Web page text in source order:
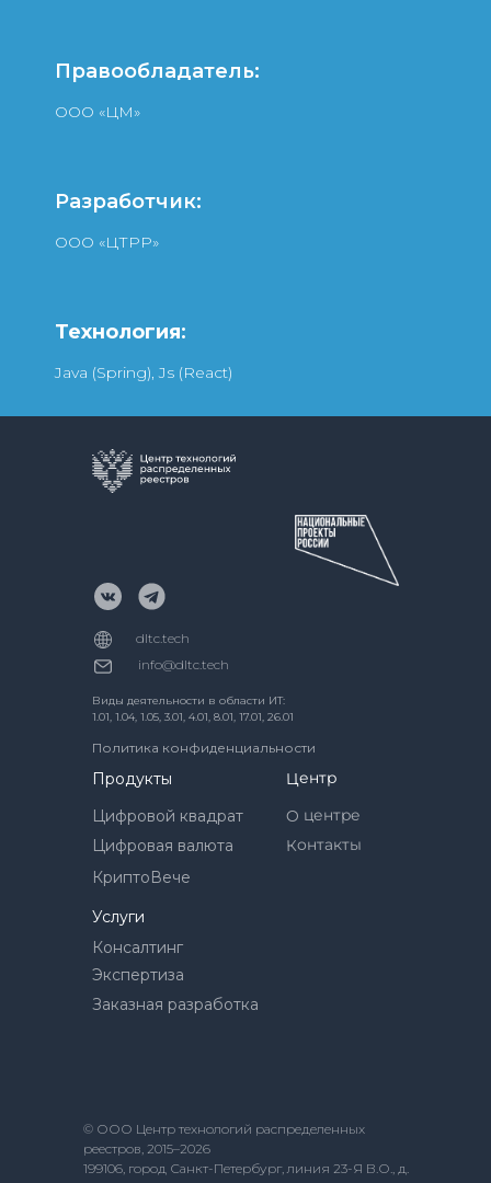
Правообладатель:
ООО «ЦМ»
Разработчик:
ООО «ЦТРР»
Технология:
Java (Spring), Js (React)
© ООО Центр технологий распределенных
реестров, 2015–2026
199106, город Санкт-Петербург, линия 23-Я В.О., д.
Продукты
Услуги
Центр
О центре
Консалтинг
Экспертиза
Заказная разработка
Контакты
dltc.tech
info@dltc.tech
Политика конфиденциальности
Цифровой квадрат
Цифровая валюта
КриптоВече
Виды деятельности в области ИТ:
1.01, 1.04, 1.05, 3.01, 4.01, 8.01, 17.01, 26.01